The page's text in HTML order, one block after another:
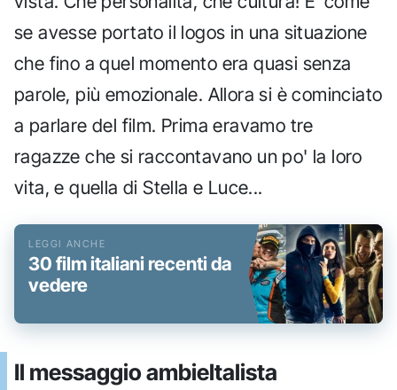
se avesse portato il logos in una situazione
che fino a quel momento era quasi senza
parole, più emozionale. Allora si è cominciato
a parlare del film. Prima eravamo tre
ragazze che si raccontavano un po' la loro
vita, e quella di Stella e Luce...
30 film italiani recenti da
vedere
Il messaggio ambieltalista